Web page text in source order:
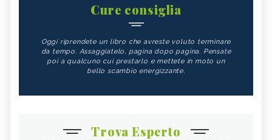
Cure consiglia
Oggi riprendete un libro che avreste voluto terminare
da tempo. Assaggiatelo, pagina dopo pagina. Pensate
poi a qualcuno cui prestarlo e mettete in moto un
bello scambio energizzante.
Trova Esperto